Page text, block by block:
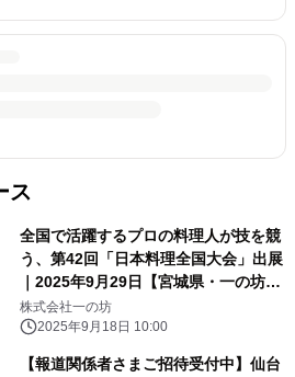
ス
全国で活躍するプロの料理人が技を競
う、第42回「日本料理全国大会」出展
｜2025年9月29日【宮城県・一の坊リ
ゾート】
株式会社一の坊
2025年9月18日 10:00
【報道関係者さまご招待受付中】仙台